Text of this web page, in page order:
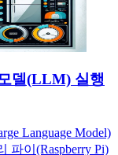
델(LLM) 실행
Language Model)
파이(Raspberry Pi)